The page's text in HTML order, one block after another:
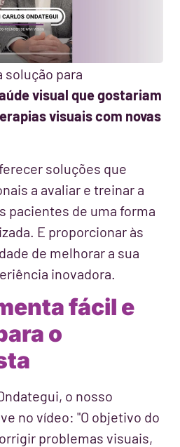
solução para
visual que gostariam
visuais com novas
soluções que
a avaliar e treinar a
pacientes de uma forma
E proporcionar às
de melhorar a sua
inovadora.
fácil e
o
o nosso
no vídeo: "O objetivo do
problemas visuais,